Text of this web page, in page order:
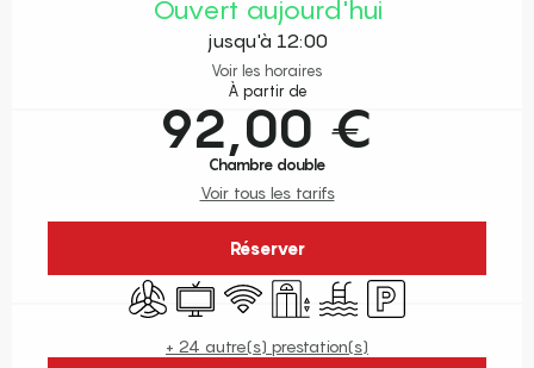
Ouvert aujourd'hui
jusqu'à 12:00
Voir les horaires
À partir de
92,00 €
Chambre double
Voir tous les tarifs
Réserver
Air conditionné
Télévision
WiFi AscenseurPiscineParking
+ 24 autre(s) prestation(s)